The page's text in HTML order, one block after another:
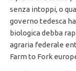
senza intoppi, o
governo tedesca
biologica debba
agraria federale
Farm to Fork